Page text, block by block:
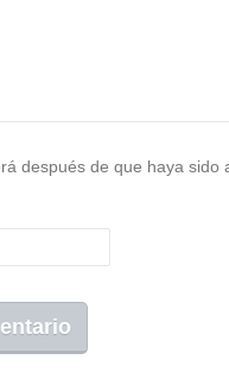
después de que haya